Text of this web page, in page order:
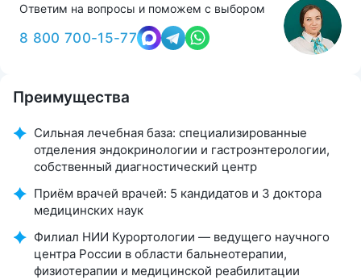
Ответим на вопросы и поможем с выбором
8 800 700-15-77
Преимущества
Сильная лечебная база: специализированные
отделения эндокринологии и гастроэнтерологии,
собственный диагностический центр
Приём врачей врачей: 5 кандидатов и 3 доктора
медицинских наук
Филиал НИИ Курортологии — ведущего научного
центра России в области бальнеотерапии,
физиотерапии и медицинской реабилитации